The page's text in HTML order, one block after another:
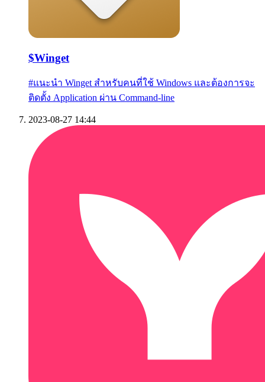
$Winget
#แนะนำ Winget สำหรับคนที่ใช้ Windows และต้องการจะ
ติดตั้ง Application ผ่าน Command-line
2023-08-27 14:44